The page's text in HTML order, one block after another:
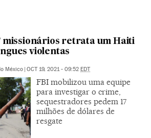
missionários retrata um Haiti
violentas
México | OCT 19, 2021 - 09:52 EDT
FBI mobilizou uma equipe
para investigar o crime,
sequestradores pedem 17
milhões de dólares de
resgate